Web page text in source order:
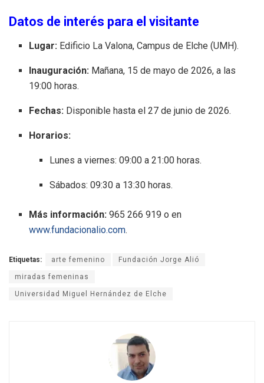
Datos de interés para el visitante
Lugar: Edificio La Valona, Campus de Elche (UMH).
Inauguración: Mañana, 15 de mayo de 2026, a las
19:00 horas.
Fechas: Disponible hasta el 27 de junio de 2026.
Horarios:
Lunes a viernes: 09:00 a 21:00 horas.
Sábados: 09:30 a 13:30 horas.
Más información: 965 266 919 o en
www.fundacionalio.com.
Etiquetas: arte femenino Fundación Jorge Alió
miradas femeninas
Universidad Miguel Hernández de Elche